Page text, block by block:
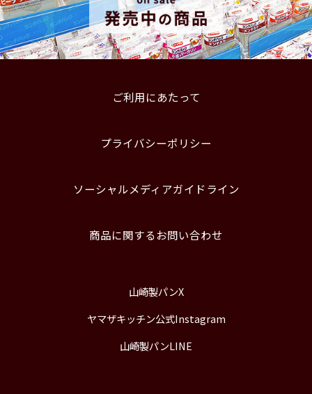
ご利用にあたって
プライバシーポリシー
ソーシャルメディアガイドライン
商品に関するお問い合わせ
山崎製パンX
ヤマザキッチン公式Instagram
山崎製パンLINE